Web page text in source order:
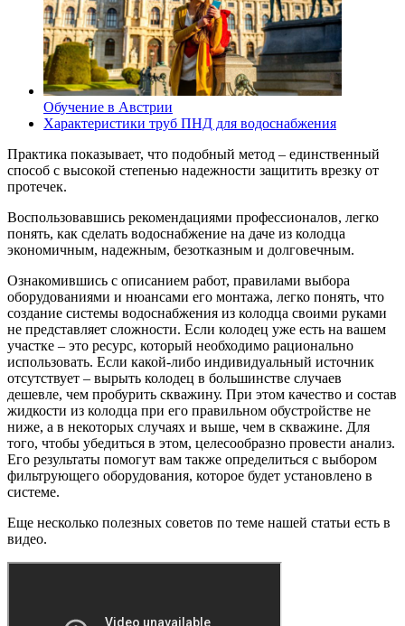
Обучение в Австрии
Характеристики труб ПНД для водоснабжения
Практика показывает, что подобный метод – единственный
способ с высокой степенью надежности защитить врезку от
протечек.
Воспользовавшись рекомендациями профессионалов, легко
понять, как сделать водоснабжение на даче из колодца
экономичным, надежным, безотказным и долговечным.
Ознакомившись с описанием работ, правилами выбора
оборудованиями и нюансами его монтажа, легко понять, что
создание системы водоснабжения из колодца своими руками
не представляет сложности. Если колодец уже есть на вашем
участке – это ресурс, который необходимо рационально
использовать. Если какой-либо индивидуальный источник
отсутствует – вырыть колодец в большинстве случаев
дешевле, чем пробурить скважину. При этом качество и состав
жидкости из колодца при его правильном обустройстве не
ниже, а в некоторых случаях и выше, чем в скважине. Для
того, чтобы убедиться в этом, целесообразно провести анализ.
Его результаты помогут вам также определиться с выбором
фильтрующего оборудования, которое будет установлено в
системе.
Еще несколько полезных советов по теме нашей статьи есть в
видео.